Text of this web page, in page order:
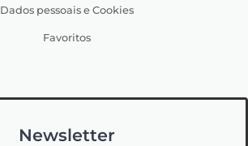
Dados pessoais e Cookies
Favoritos
Newsletter